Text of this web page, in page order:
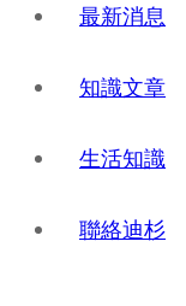
最新消息
知識文章
生活知識
聯絡迪杉